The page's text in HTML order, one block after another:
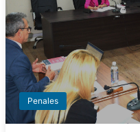
Penales